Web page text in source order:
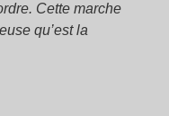
Cette marche
qu’est la